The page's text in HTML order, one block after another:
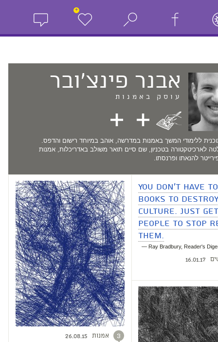
+
אבנר פינצ'ובר
עוסק באמנות
ללימודי המשך באמנות במדרשה, אוהב במיוחד רישום והדפס.
לארכיטקטורה בטכניון, שם סיים תואר משולב באדריכלות, אמנות
להנאתו ופרנסתו.
You don't have
books to
culture. Just get
people to stop
them.
— Ray Bradbury, Reader's
16.01.17
3 אמנות 26.08.15